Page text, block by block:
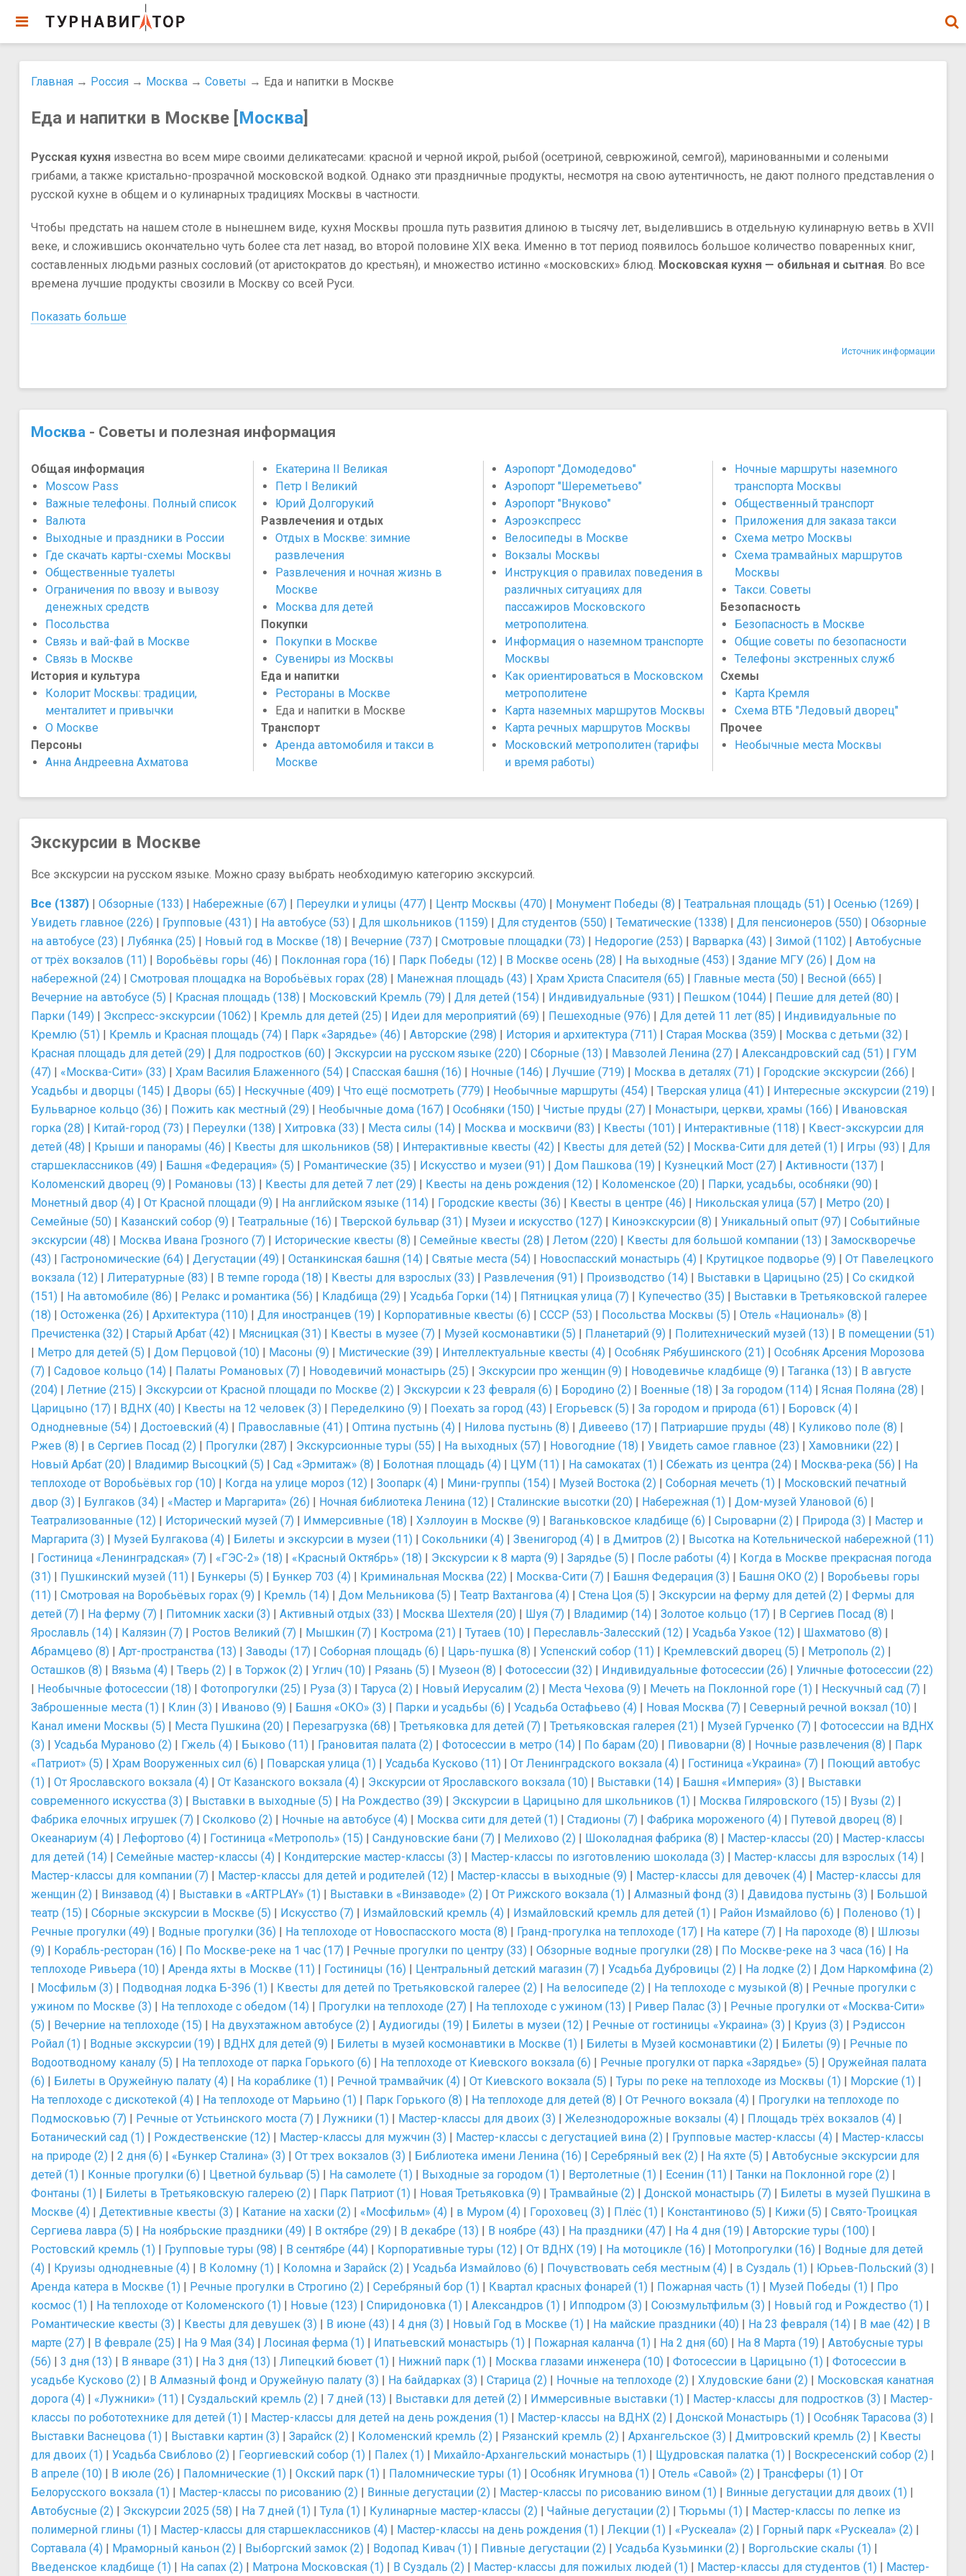
Главная → Россия → Москва → Советы → ​Еда и напитки в Москве
​Еда и напитки в Москве [Москва]
Русская кухня известна во всем мире своими деликатесами: красной и черной икрой, рыбой (осетриной, севрюжиной, семгой), маринованными и солеными
грибами, а также кристально-прозрачной московской водкой. Однако эти праздничные продукты, несмотря на свою аутентичность, не дают полного представления о
русской кухне в общем и о кулинарных традициях Москвы в частности.
Чтобы предстать на нашем столе в нынешнем виде, кухня Москвы прошла путь развития длиною в тысячу лет, выделившись в отдельную кулинарную ветвь в XVII
веке, и сложившись окончательно чуть более ста лет назад, во второй половине XIX века. Именно в тот период появилось большое количество поваренных книг,
составленных людьми разных сословий (от аристократов до крестьян), и множество истинно «московских» блюд. Московская кухня — обильная и сытная. Во все
времена лучшие продукты свозили в Москву со всей Руси.
Показать больше
Источник информации
Москва - Советы и полезная информация
Общая информация
Moscow Pass
Важные телефоны. Полный список
Валюта
Выходные и праздники в России
Где скачать карты-схемы Москвы
Общественные туалеты
Ограничения по ввозу и вывозу
денежных средств
Посольства
Связь и вай-фай в Москве
​Связь в Москве
История и культура
Колорит Москвы: традиции,
менталитет и привычки
О Москве
Персоны
Анна Андреевна Ахматова
Екатерина II Великая
Петр I Великий
Юрий Долгорукий
Развлечения и отдых
Отдых в Москве: зимние
развлечения
Развлечения и ночная жизнь в
Москве
​Москва для детей
Покупки
Покупки в Москве
Сувениры из Москвы
Еда и напитки
Рестораны в Москве
​Еда и напитки в Москве
Транспорт
Аренда автомобиля и такси в
Москве
Аэропорт "Домодедово"
Аэропорт "Шереметьево"
Аэропорт "​Внуково"
Аэроэкспресс
Велосипеды в Москве
Вокзалы Москвы
Инструкция о правилах поведения в
различных ситуациях для
пассажиров Московского
метрополитена.
Информация о наземном транспорте
Москвы
Как ориентироваться в Московском
метрополитене
Карта наземных маршрутов Москвы
Карта речных маршрутов Москвы
Московский метрополитен (тарифы
и время работы)
Ночные маршруты наземного
транспорта Москвы
Общественный транспорт
Приложения для заказа такси
Схема метро Москвы
Схема трамвайных маршрутов
Москвы
Такси. Советы
Безопасность
Безопасность в Москве
Общие советы по безопасности
Телефоны экстренных служб
Схемы
Карта Кремля
Схема ВТБ "Ледовый дворец"
Прочее
Необычные места Москвы
Экскурсии в Москве
Все экскурсии на русском языке. Можно сразу выбрать необходимую категорию экскурсий.
Все (1387) | Обзорные (133) | Набережные (67) | Переулки и улицы (477) | Центр Москвы (470) | Монумент Победы (8) | Театральная площадь (51) | Осенью (1269) |
Увидеть главное (226) | Групповые (431) | На автобусе (53) | Для школьников (1159) | Для студентов (550) | Тематические (1338) | Для пенсионеров (550) | Обзорные
на автобусе (23) | Лубянка (25) | Новый год в Москве (18) | Вечерние (737) | Смотровые площадки (73) | Недорогие (253) | Варварка (43) | Зимой (1102) | Автобусные
от трёх вокзалов (11) | Воробьёвы горы (46) | Поклонная гора (16) | Парк Победы (12) | В Москве осень (28) | На выходные (453) | Здание МГУ (26) | Дом на
набережной (24) | Смотровая площадка на Воробьёвых горах (28) | Манежная площадь (43) | Храм Христа Спасителя (65) | Главные места (50) | Весной (665) |
Вечерние на автобусе (5) | Красная площадь (138) | Московский Кремль (79) | Для детей (154) | Индивидуальные (931) | Пешком (1044) | Пешие для детей (80) |
Парки (149) | Экспресс-экскурсии (1062) | Кремль для детей (25) | Идеи для мероприятий (69) | Пешеходные (976) | Для детей 11 лет (85) | Индивидуальные по
Кремлю (51) | Кремль и Красная площадь (74) | Парк «Зарядье» (46) | Авторские (298) | История и архитектура (711) | Старая Москва (359) | Москва с детьми (32) |
Красная площадь для детей (29) | Для подростков (60) | Экскурсии на русском языке (220) | Сборные (13) | Мавзолей Ленина (27) | Александровский сад (51) | ГУМ
(47) | «Москва-Сити» (33) | Храм Василия Блаженного (54) | Спасская башня (16) | Ночные (146) | Лучшие (719) | Москва в деталях (71) | Городские экскурсии (266) |
Усадьбы и дворцы (145) | Дворы (65) | Нескучные (409) | Что ещё посмотреть (779) | Необычные маршруты (454) | Тверская улица (41) | Интересные экскурсии (219) |
Бульварное кольцо (36) | Пожить как местный (29) | Необычные дома (167) | Особняки (150) | Чистые пруды (27) | Монастыри, церкви, храмы (166) | Ивановская
горка (28) | Китай-город (73) | Переулки (138) | Хитровка (33) | Места силы (14) | Москва и москвичи (83) | Квесты (101) | Интерактивные (118) | Квест-экскурсии для
детей (48) | Крыши и панорамы (46) | Квесты для школьников (58) | Интерактивные квесты (42) | Квесты для детей (52) | Москва-Сити для детей (1) | Игры (93) | Для
старшеклассников (49) | Башня «Федерация» (5) | Романтические (35) | Искусство и музеи (91) | Дом Пашкова (19) | Кузнецкий Мост (27) | Активности (137) |
Коломенский дворец (9) | Романовы (13) | Квесты для детей 7 лет (29) | Квесты на день рождения (12) | Коломенское (20) | Парки, усадьбы, особняки (90) |
Монетный двор (4) | От Красной площади (9) | На английском языке (114) | Городские квесты (36) | Квесты в центре (46) | Никольская улица (57) | Метро (20) |
Семейные (50) | Казанский собор (9) | Театральные (16) | Тверской бульвар (31) | Музеи и искусство (127) | Киноэкскурсии (8) | Уникальный опыт (97) | Событийные
экскурсии (48) | Москва Ивана Грозного (7) | Исторические квесты (8) | Семейные квесты (28) | Летом (220) | Квесты для большой компании (13) | Замоскворечье
(43) | Гастрономические (64) | Дегустации (49) | Останкинская башня (14) | Святые места (54) | Новоспасский монастырь (4) | Крутицкое подворье (9) | От Павелецкого
вокзала (12) | Литературные (83) | В темпе города (18) | Квесты для взрослых (33) | Развлечения (91) | Производство (14) | Выставки в Царицыно (25) | Со скидкой
(151) | На автомобиле (86) | Релакс и романтика (56) | Кладбища (29) | Усадьба Горки (14) | Пятницкая улица (7) | Купечество (35) | Выставки в Третьяковской галерее
(18) | Остоженка (26) | Архитектура (110) | Для иностранцев (19) | Корпоративные квесты (6) | СССР (53) | Посольства Москвы (5) | Отель «Националь» (8) |
Пречистенка (32) | Старый Арбат (42) | Мясницкая (31) | Квесты в музее (7) | Музей космонавтики (5) | Планетарий (9) | Политехнический музей (13) | В помещении (51)
| Метро для детей (5) | Дом Перцовой (10) | Масоны (9) | Мистические (39) | Интеллектуальные квесты (4) | Особняк Рябушинского (21) | Особняк Арсения Морозова
(7) | Садовое кольцо (14) | Палаты Романовых (7) | Новодевичий монастырь (25) | Экскурсии про женщин (9) | Новодевичье кладбище (9) | Таганка (13) | В августе
(204) | Летние (215) | Экскурсии от Красной площади по Москве (2) | Экскурсии к 23 февраля (6) | Бородино (2) | Военные (18) | За городом (114) | Ясная Поляна (28) |
Царицыно (17) | ВДНХ (40) | Квесты на 12 человек (3) | Переделкино (9) | Поехать за город (43) | Егорьевск (5) | За городом и природа (61) | Боровск (4) |
Однодневные (54) | Достоевский (4) | Православные (41) | Оптина пустынь (4) | Нилова пустынь (8) | Дивеево (17) | Патриаршие пруды (48) | Куликово поле (8) |
Ржев (8) | в Сергиев Посад (2) | Прогулки (287) | Экскурсионные туры (55) | На выходных (57) | Новогодние (18) | Увидеть самое главное (23) | Хамовники (22) |
Новый Арбат (20) | Владимир Высоцкий (5) | Сад «Эрмитаж» (8) | Болотная площадь (4) | ЦУМ (11) | На самокатах (1) | Сбежать из центра (24) | Москва-река (56) | На
теплоходе от Воробьёвых гор (10) | Когда на улице мороз (12) | Зоопарк (4) | Мини-группы (154) | Музей Востока (2) | Соборная мечеть (1) | Московский печатный
двор (3) | Булгаков (34) | «Мастер и Маргарита» (26) | Ночная библиотека Ленина (12) | Сталинские высотки (20) | Набережная (1) | Дом-музей Улановой (6) |
Театрализованные (12) | Исторический музей (7) | Иммерсивные (18) | Хэллоуин в Москве (9) | Ваганьковское кладбище (6) | Сыроварни (2) | Природа (3) | Мастер и
Маргарита (3) | Музей Булгакова (4) | Билеты и экскурсии в музеи (11) | Сокольники (4) | Звенигород (4) | в Дмитров (2) | Высотка на Котельнической набережной (11)
| Гостиница «Ленинградская» (7) | «ГЭС-2» (18) | «Красный Октябрь» (18) | Экскурсии к 8 марта (9) | Зарядье (5) | После работы (4) | Когда в Москве прекрасная погода
(31) | Пушкинский музей (11) | Бункеры (5) | Бункер 703 (4) | Криминальная Москва (22) | Москва-Сити (7) | Башня Федерация (3) | Башня ОКО (2) | Воробьевы горы
(11) | Смотровая на Воробьёвых горах (9) | Кремль (14) | Дом Мельникова (5) | Театр Вахтангова (4) | Стена Цоя (5) | Экскурсии на ферму для детей (2) | Фермы для
детей (7) | На ферму (7) | Питомник хаски (3) | Активный отдых (33) | Москва Шехтеля (20) | Шуя (7) | Владимир (14) | Золотое кольцо (17) | В Сергиев Посад (8) |
Ярославль (14) | Калязин (7) | Ростов Великий (7) | Мышкин (7) | Кострома (21) | Тутаев (10) | Переславль-Залесский (12) | Усадьба Узкое (12) | Шахматово (8) |
Абрамцево (8) | Арт-пространства (13) | Заводы (17) | Соборная площадь (6) | Царь-пушка (8) | Успенский собор (11) | Кремлевский дворец (5) | Метрополь (2) |
Осташков (8) | Вязьма (4) | Тверь (2) | в Торжок (2) | Углич (10) | Рязань (5) | Музеон (8) | Фотосессии (32) | Индивидуальные фотосессии (26) | Уличные фотосессии (22)
| Необычные фотосессии (18) | Фотопрогулки (25) | Руза (3) | Таруса (2) | Новый Иерусалим (2) | Места Чехова (9) | Мечеть на Поклонной горе (1) | Нескучный сад (7) |
Заброшенные места (1) | Клин (3) | Иваново (9) | Башня «ОКО» (3) | Парки и усадьбы (6) | Усадьба Остафьево (4) | Новая Москва (7) | Северный речной вокзал (10) |
Канал имени Москвы (5) | Места Пушкина (20) | Перезагрузка (68) | Третьяковка для детей (7) | Третьяковская галерея (21) | Музей Гурченко (7) | Фотосессии на ВДНХ
(3) | Усадьба Мураново (2) | Гжель (4) | Быково (11) | Грановитая палата (2) | Фотосессии в метро (14) | По барам (20) | Пивоварни (8) | Ночные развлечения (8) | Парк
«Патриот» (5) | Храм Вооруженных сил (6) | Поварская улица (1) | Усадьба Кусково (11) | От Ленинградского вокзала (4) | Гостиница «Украина» (7) | Поющий автобус
(1) | От Ярославского вокзала (4) | От Казанского вокзала (4) | Экскурсии от Ярославского вокзала (10) | Выставки (14) | Башня «Империя» (3) | Выставки
современного искусства (3) | Выставки в выходные (5) | На Рождество (39) | Экскурсии в Царицыно для школьников (1) | Москва Гиляровского (15) | Вузы (2) |
Фабрика елочных игрушек (7) | Сколково (2) | Ночные на автобусе (4) | Москва сити для детей (1) | Стадионы (7) | Фабрика мороженого (4) | Путевой дворец (8) |
Океанариум (4) | Лефортово (4) | Гостиница «Метрополь» (15) | Сандуновские бани (7) | Мелихово (2) | Шоколадная фабрика (8) | Мастер-классы (20) | Мастер-классы
для детей (14) | Семейные мастер-классы (4) | Кондитерские мастер-классы (3) | Мастер-классы по изготовлению шоколада (3) | Мастер-классы для взрослых (14) |
Мастер-классы для компании (7) | Мастер-классы для детей и родителей (12) | Мастер-классы в выходные (9) | Мастер-классы для девочек (4) | Мастер-классы для
женщин (2) | Винзавод (4) | Выставки в «ARTPLAY» (1) | Выставки в «Винзаводе» (2) | От Рижского вокзала (1) | Алмазный фонд (3) | Давидова пустынь (3) | Большой
театр (15) | Сборные экскурсии в Москве (5) | Искусство (7) | Измайловский кремль (4) | Измайловский кремль для детей (1) | Район Измайлово (6) | Поленово (1) |
Речные прогулки (49) | Водные прогулки (36) | На теплоходе от Новоспасского моста (8) | Гранд-прогулка на теплоходе (17) | На катере (7) | На пароходе (8) | Шлюзы
(9) | Корабль-ресторан (16) | По Москве-реке на 1 час (17) | Речные прогулки по центру (33) | Обзорные водные прогулки (28) | По Москве-реке на 3 часа (16) | На
теплоходе Ривьера (10) | Аренда яхты в Москве (11) | Гостиницы (16) | Центральный детский магазин (7) | Усадьба Дубровицы (2) | На лодке (2) | Дом Наркомфина (2)
| Мосфильм (3) | Подводная лодка Б-396 (1) | Квесты для детей по Третьяковской галерее (2) | На велосипеде (2) | На теплоходе с музыкой (8) | Речные прогулки с
ужином по Москве (3) | На теплоходе с обедом (14) | Прогулки на теплоходе (27) | На теплоходе с ужином (13) | Ривер Палас (3) | Речные прогулки от «Москва-Сити»
(5) | Вечерние на теплоходе (15) | На двухэтажном автобусе (2) | Аудиогиды (19) | Билеты в музеи (12) | Речные от гостиницы «Украина» (3) | Круиз (3) | Рэдиссон
Ройал (1) | Водные экскурсии (19) | ВДНХ для детей (9) | Билеты в музей космонавтики в Москве (1) | Билеты в Музей космонавтики (2) | Билеты (9) | Речные по
Водоотводному каналу (5) | На теплоходе от парка Горького (6) | На теплоходе от Киевского вокзала (6) | Речные прогулки от парка «Зарядье» (5) | Оружейная палата
(6) | Билеты в Оружейную палату (4) | На кораблике (1) | Речной трамвайчик (4) | От Киевского вокзала (5) | Туры по реке на теплоходе из Москвы (1) | Морские (1) |
На теплоходе с дискотекой (4) | На теплоходе от Марьино (1) | Парк Горького (8) | На теплоходе для детей (8) | От Речного вокзала (4) | Прогулки на теплоходе по
Подмосковью (7) | Речные от Устьинского моста (7) | Лужники (1) | Мастер-классы для двоих (3) | Железнодорожные вокзалы (4) | Площадь трёх вокзалов (4) |
Ботанический сад (1) | Рождественские (12) | Мастер-классы для мужчин (3) | Мастер-классы с дегустацией вина (2) | Групповые мастер-классы (4) | Мастер-классы
на природе (2) | 2 дня (6) | «Бункер Сталина» (3) | От трех вокзалов (3) | Библиотека имени Ленина (16) | Серебряный век (2) | На яхте (5) | Автобусные экскурсии для
детей (1) | Конные прогулки (6) | Цветной бульвар (5) | На самолете (1) | Выходные за городом (1) | Вертолетные (1) | Есенин (11) | Танки на Поклонной горе (2) |
Фонтаны (1) | Билеты в Третьяковскую галерею (2) | Парк Патриот (1) | Новая Третьяковка (9) | Трамвайные (2) | Донской монастырь (7) | Билеты в музей Пушкина в
Москве (4) | Детективные квесты (3) | Катание на хаски (2) | «Мосфильм» (4) | в Муром (4) | Гороховец (3) | Плёс (1) | Константиново (5) | Кижи (5) | Свято-Троицкая
Сергиева лавра (5) | На ноябрьские праздники (49) | В октябре (29) | В декабре (13) | В ноябре (43) | На праздники (47) | На 4 дня (19) | Авторские туры (100) |
Ростовский кремль (1) | Групповые туры (98) | В сентябре (44) | Корпоративные туры (12) | От ВДНХ (19) | На мотоцикле (16) | Мотопрогулки (16) | Водные для детей
(4) | Круизы однодневные (4) | В Коломну (1) | Коломна и Зарайск (2) | Усадьба Измайлово (6) | Почувствовать себя местным (4) | в Суздаль (1) | Юрьев-Польский (3) |
Аренда катера в Москве (1) | Речные прогулки в Строгино (2) | Серебряный бор (1) | Квартал красных фонарей (1) | Пожарная часть (1) | Музей Победы (1) | Про
космос (1) | На теплоходе от Коломенского (1) | Новые (123) | Спиридоновка (1) | Александров (1) | Ипподром (3) | Союзмультфильм (3) | Новый год и Рождество (1) |
Романтические квесты (3) | Квесты для девушек (3) | В июне (43) | 4 дня (3) | Новый Год в Москве (1) | На майские праздники (40) | На 23 февраля (14) | В мае (42) | В
марте (27) | В феврале (25) | На 9 Мая (34) | Лосиная ферма (1) | Ипатьевский монастырь (1) | Пожарная каланча (1) | На 2 дня (60) | На 8 Марта (19) | Автобусные туры
(56) | 3 дня (13) | В январе (31) | На 3 дня (13) | Липецкий бювет (1) | Нижний парк (1) | Москва глазами инженера (10) | Фотосессии в Царицыно (1) | Фотосессии в
усадьбе Кусково (2) | В Алмазный фонд и Оружейную палату (3) | На байдарках (3) | Старица (2) | Ночные на теплоходе (2) | Хлудовские бани (2) | Московская канатная
дорога (4) | «Лужники» (11) | Суздальский кремль (2) | 7 дней (13) | Выставки для детей (2) | Иммерсивные выставки (1) | Мастер-классы для подростков (3) | Мастер-
классы по робототехнике для детей (1) | Мастер-классы для детей на день рождения (1) | Мастер-классы на ВДНХ (2) | Донской Монастырь (1) | Особняк Тарасова (3) |
Выставки Васнецова (1) | Выставки картин (3) | Зарайск (2) | Коломенский кремль (2) | Рязанский кремль (2) | Архангельское (3) | Дмитровский кремль (2) | Квесты
для двоих (1) | Усадьба Свиблово (2) | Георгиевский собор (1) | Палех (1) | Михайло-Архангельский монастырь (1) | Щудровская палатка (1) | Воскресенский собор (2) |
В апреле (10) | В июле (26) | Паломнические (1) | Окский парк (1) | Паломнические туры (1) | Особняк Игумнова (1) | Отель «Савой» (2) | Трансферы (1) | От
Белорусского вокзала (1) | Мастер-классы по рисованию (2) | Винные дегустации (2) | Мастер-классы по рисованию вином (1) | Винные дегустации для двоих (1) |
Автобусные (2) | Экскурсии 2025 (58) | На 7 дней (1) | Тула (1) | Кулинарные мастер-классы (2) | Чайные дегустации (2) | Тюрьмы (1) | Мастер-классы по лепке из
полимерной глины (1) | Мастер-классы для старшеклассников (4) | Мастер-классы на день рождения (1) | Лекции (1) | «Рускеала» (2) | Горный парк «Рускеала» (2) |
Сортавала (4) | Мраморный каньон (2) | Выборгский замок (2) | Водопад Кивач (1) | Пивные дегустации (2) | Усадьба Кузьминки (2) | Воргольские скалы (1) |
Введенское кладбище (1) | На сапах (2) | Матрона Московская (1) | В Суздаль (2) | Мастер-классы для пожилых людей (1) | Мастер-классы для студентов (1) | Мастер-